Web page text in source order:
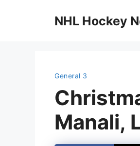
NHL Hockey
General 3
Manali,